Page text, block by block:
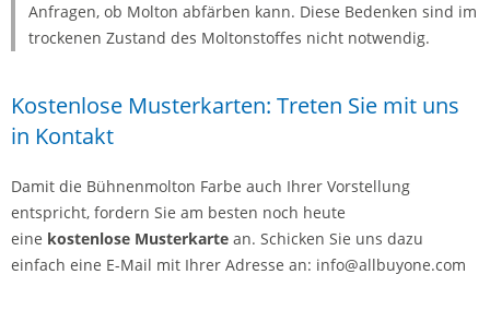
Anfragen, ob Molton abfärben kann. Diese Bedenken sind im
trockenen Zustand des Moltonstoffes nicht notwendig.
Kostenlose Musterkarten: Treten Sie mit uns
in Kontakt
Damit die Bühnenmolton Farbe auch Ihrer Vorstellung
entspricht, fordern Sie am besten noch heute
eine kostenlose Musterkarte an. Schicken Sie uns dazu
einfach eine E-Mail mit Ihrer Adresse an: info@allbuyone.com